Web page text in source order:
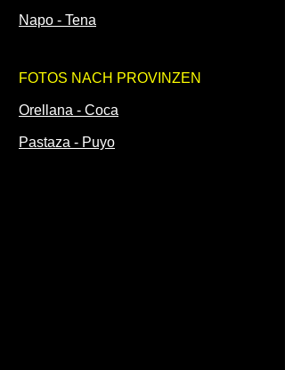
Napo - Tena
FOTOS NACH PROVINZEN
Orellana - Coca
Pastaza - Puyo